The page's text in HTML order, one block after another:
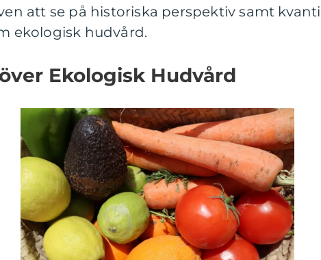
att se på historiska perspektiv samt
ekologisk hudvård.
Ekologisk Hudvård